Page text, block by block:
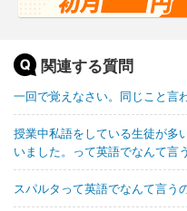
関連する質問
一回で覚えなさい。同じこと言
授業中私語をしている生徒が多
いました。って英語でなんて言
スパルタって英語でなんて言う